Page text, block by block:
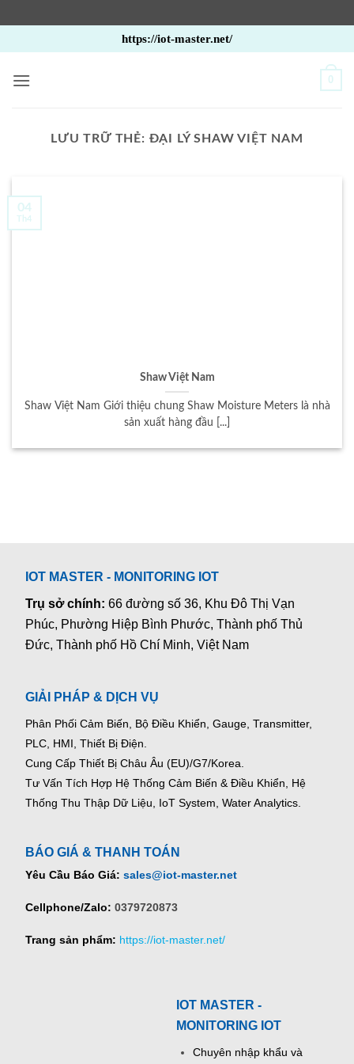
qua
nội
https://iot-master.net/
0
LƯU TRỮ THẺ: ĐẠI LÝ SHAW VIỆT NAM
Shaw Việt Nam
Shaw Việt Nam Giới thiệu chung Shaw Moisture Meters là nhà
sản xuất hàng đầu [...]
04
Th4
IOT MASTER - MONITORING IOT
Trụ sở chính:66 đường số 36, Khu Đô Thị Vạn
Phúc, Phường Hiệp Bình Phước, Thành phố Thủ
Đức, Thành phố Hồ Chí Minh, Việt Nam
GIẢI PHÁP & DỊCH VỤ
Phân Phối Cảm Biến, Bộ Điều Khiển, Gauge, Transmitter,
PLC, HMI, Thiết Bị Điện.
Cung Cấp Thiết Bị Châu Âu (EU)/G7/Korea.
Tư Vấn Tích Hợp Hệ Thống Cảm Biến & Điều Khiển, Hệ
Thống Thu Thập Dữ Liệu, IoT System, Water Analytics.
BÁO GIÁ & THANH TOÁN
Yêu Cầu Báo Giá: sales@iot-master.net
Cellphone/Zalo: 0379720873
Trang sản phẩm: https://iot-master.net/
IOT MASTER -
MONITORING IOT
Chuyên nhập khẩu và